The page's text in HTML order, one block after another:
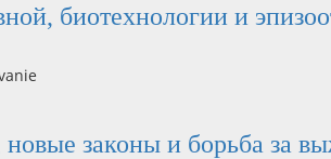
биотехнологии и
законы и борьба за